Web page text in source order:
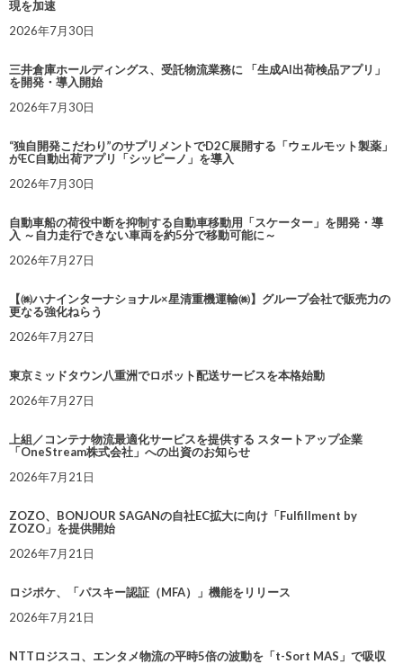
現を加速
2026年7月30日
三井倉庫ホールディングス、受託物流業務に 「生成AI出荷検品アプリ」
を開発・導入開始
2026年7月30日
“独自開発こだわり”のサプリメントでD2C展開する「ウェルモット製薬」
がEC自動出荷アプリ「シッピーノ」を導入
2026年7月30日
自動車船の荷役中断を抑制する自動車移動用「スケーター」を開発・導
入 ～自力走行できない車両を約5分で移動可能に～
2026年7月27日
【㈱ハナインターナショナル×星清重機運輸㈱】グループ会社で販売力の
更なる強化ねらう
2026年7月27日
東京ミッドタウン八重洲でロボット配送サービスを本格始動
2026年7月27日
上組／コンテナ物流最適化サービスを提供する スタートアップ企業
「OneStream株式会社」への出資のお知らせ
2026年7月21日
ZOZO、BONJOUR SAGANの自社EC拡大に向け「Fulfillment by
ZOZO」を提供開始
2026年7月21日
ロジポケ、「パスキー認証（MFA）」機能をリリース
2026年7月21日
NTTロジスコ、エンタメ物流の平時5倍の波動を「t-Sort MAS」で吸収